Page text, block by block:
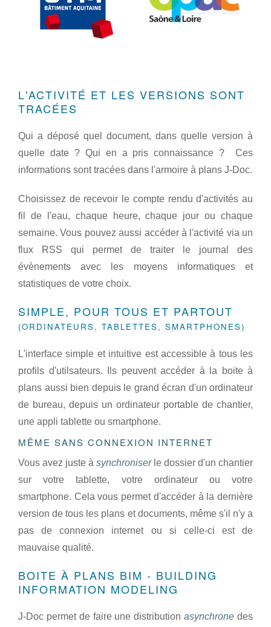
L'ACTIVITÉ ET LES VERSIONS SONT
TRACÉES
Qui a déposé quel document, dans quelle version à
quelle date ? Qui en a pris connaissance ? Ces
informations sont tracées dans l'armoire à plans J-Doc.
Choisissez de recevoir le compte rendu d'activités au
fil de l'eau, chaque heure, chaque jour ou chaque
semaine. Vous pouvez aussi accéder à l'activité via un
flux RSS qui permet de traiter le journal des
évènements avec les moyens informatiques et
statistiques de votre choix.
SIMPLE, POUR TOUS ET PARTOUT
(ORDINATEURS, TABLETTES, SMARTPHONES)
L'interface simple et intuitive est accessible à tous les
profils d'utilsateurs. Ils peuvent accéder à la boite à
plans aussi bien depuis le grand écran d'un ordinateur
de bureau, depuis un ordinateur portable de chantier,
une appli tablette ou smartphone.
MÊME SANS CONNEXION INTERNET
Vous avez juste à synchroniserle dossier d'un chantier
sur votre tablette, votre ordinateur ou votre
smartphone. Cela vous permet d'accéder à la dernière
version de tous les plans et documents, même s'il n'y a
pas de connexion internet ou si celle-ci est de
mauvaise qualité.
BOITE À PLANS BIM - BUILDING
INFORMATION MODELING
J-Doc permet de faire une distributionasynchrone des